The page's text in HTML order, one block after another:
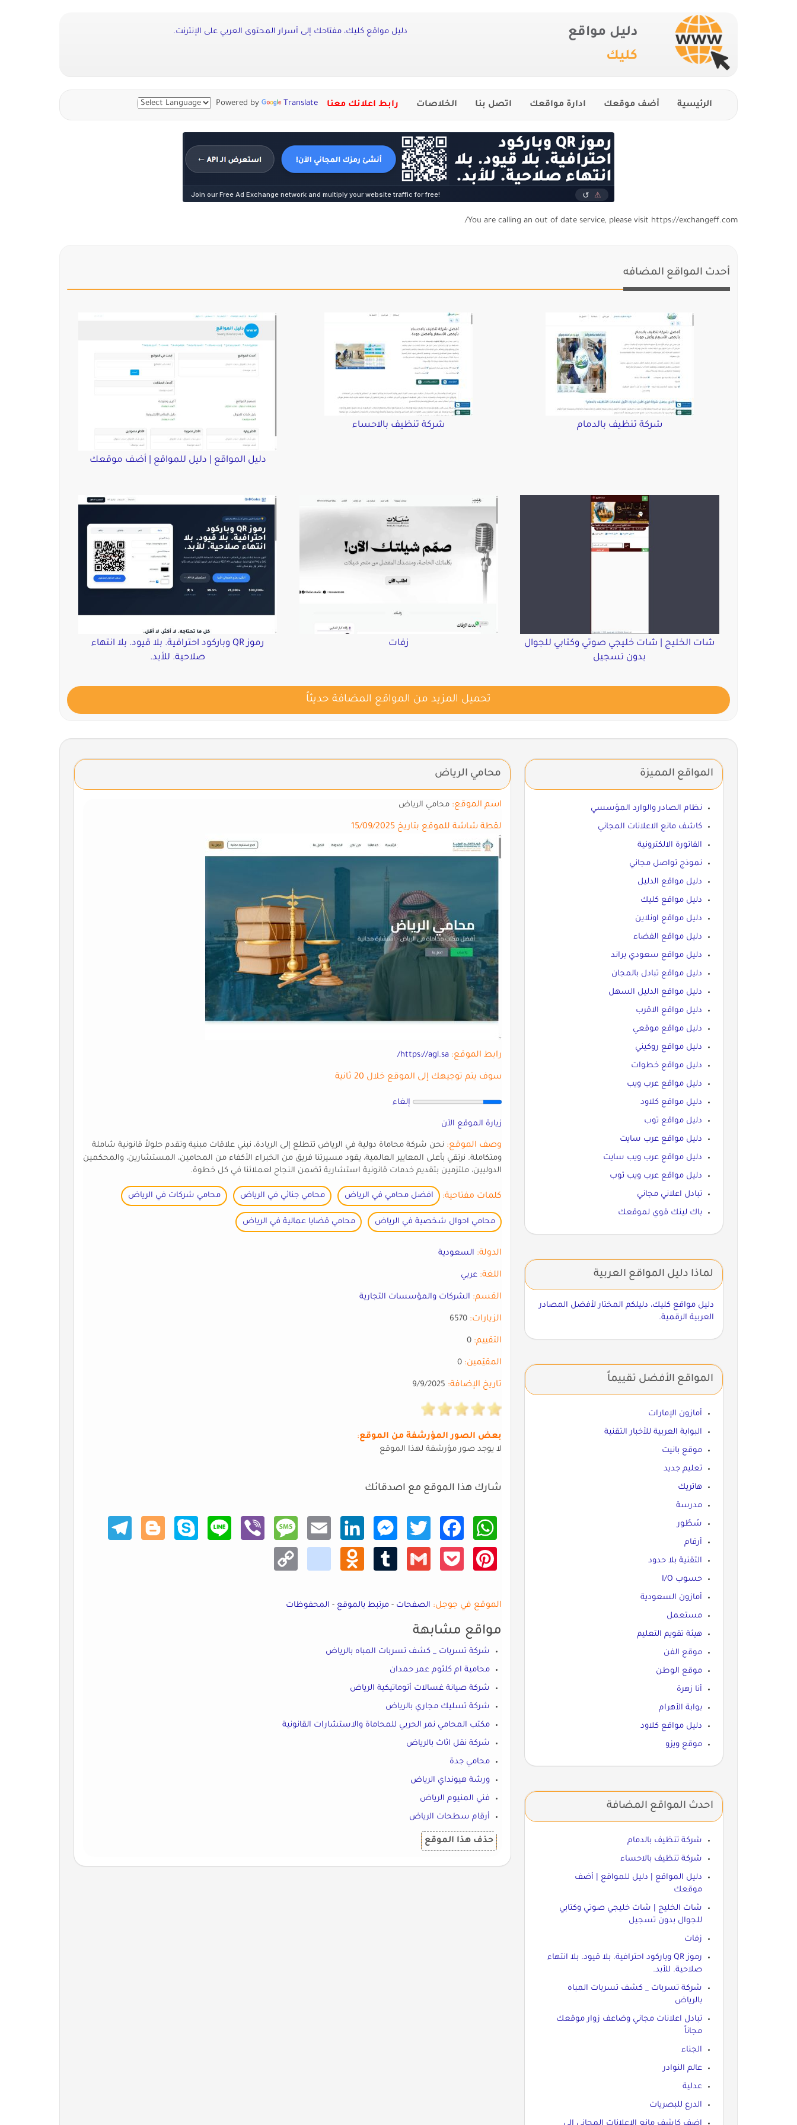
دليل مواقع
كليك
دليل مواقع كليك، مفتاحك إلى أسرار المحتوى العربي على الإنترنت.
الرئيسية أضف موقعك ادارة مواقعك اتصل بنا الخلاصات رابط اعلانك معنا Powered by Translate
You are calling an out of date service, please visit https://exchangeff.com/
أحدث المواقع المضافه
شركة تنظيف بالدمام شركة تنظيف بالاحساء
دليل المواقع | دليل للمواقع | أضف موقعك
شات الخليج | شات خليجي صوتي وكتابي للجوال
بدون تسجيل
زفات
رموز QR وباركود احترافية. بلا قيود. بلا انتهاء
صلاحية. للأبد.
تحميل المزيد من المواقع المضافة حديثاً
محامي الرياض
اسم الموقع: محامي الرياض
لقطة شاشة للموقع بتاريخ 15/09/2025
رابط الموقع: https://agl.sa/
سوف يتم توجيهك إلى الموقع خلال 20 ثانية
إلغاء
زيارة الموقع الآن
وصف الموقع: نحن شركة محاماة دولية في الرياض تتطلع إلى الريادة، نبني علاقات مبنية وتقدم حلولاً قانونية شاملة
ومتكاملة. نرتقي بأعلى المعايير العالمية، يقود مسيرتنا فريق من الخبراء الأكفاء من المحامين، المستشارين، والمحكمين
الدوليين، ملتزمين بتقديم خدمات قانونية استشارية تضمن النجاح لعملائنا في كل خطوة.
كلمات مفتاحية: افضل محامي في الرياض محامي جنائي في الرياض محامي شركات في الرياض
محامي احوال شخصية في الرياض محامي قضايا عمالية في الرياض
الدولة: السعودية
اللغة: عربي
القسم: الشركات والمؤسسات التجارية
الزيارات:
التقييم:
المقيّمين:
تاريخ الإضافة:
بعض الصور المؤرشفة من الموقع:
لا يوجد صور مؤرشفة لهذا الموقع
شارك هذا الموقع مع اصدقائك
What
sApp
Faceb
ook
Twitt
er
Mess
enger
Linke
dIn
Email
Mess
age
Viber
Line
Skype
Blogg
er
Teleg
ram
Pinte
rest
Pocke
Gmail
Tumb
Odno
klass
niki
Copy
Link
الموقع في جوجل: الصفحات - مرتبط بالموقع - المحفوظات
مواقع مشابهة
شركة تسربات _ كشف تسربات المباه بالرياض
محامية ام كلثوم عمر حمدان
شركة صيانة غسالات أتوماتيكية الرياض
شركة تسليك مجاري بالرياض
مكتب المحامي نمر الحربي للمحاماة والاستشارات القانونية
شركة نقل اثاث بالرياض
محامي جدة
ورشة هيونداي الرياض
فني المنيوم الرياض
أرقام سطحات الرياض
حذف هذا الموقع
المواقع المميزة
نظام الصادر والوارد المؤسسي
كاشف مانع الاعلانات المجاني
الفاتورة الالكترونية
نموذج تواصل مجاني
دليل مواقع الدليل
دليل مواقع كليك
دليل مواقع اونلاين
دليل مواقع الفضاء
دليل مواقع سعودي براند
دليل مواقع تبادل بالمجان
دليل مواقع الدليل السهل
دليل مواقع الاقرب
دليل مواقع موقعي
دليل مواقع روكيني
دليل مواقع خطوات
دليل مواقع عرب ويب
دليل مواقع كلاود
دليل مواقع توب
دليل مواقع عرب سايت
دليل مواقع عرب ويب سايت
دليل مواقع عرب ويب توب
تبادل اعلاني مجاني
باك لينك قوي لموقعك
لماذا دليل المواقع العربية
دليل مواقع كليك، دليلكم المختار لأفضل المصادر
العربية الرقمية.
المواقع الأفضل تقييماً
أمازون الإمارات
البوابة العربية للأخبار التقنية
موقع بانيت
تعليم جديد
هاتريك
مدرسة
سُطُور
أرقام
التقنية بلا حدود
حسوب I/O
أمازون السعودية
مستعمل
هيئة تقويم التعليم
موقع الفن
موقع الوطن
أنا زهرة
بوابة الأهرام
دليل مواقع كلاود
موقع ويزو
احدث المواقع المضافة
شركة تنظيف بالدمام
شركة تنظيف بالاحساء
دليل المواقع | دليل للمواقع | أضف
موقعك
شات الخليج | شات خليجي صوتي وكتابي
للجوال بدون تسجيل
زفات
رموز QR وباركود احترافية. بلا قيود. بلا انتهاء
صلاحية. للأبد.
شركة تسربات _ كشف تسربات المباه
بالرياض
تبادل اعلانات مجاني وضاعف زوار موقعك
مجاناً
الجناء
عالم النوادر
عدلية
الدرع للبصريات